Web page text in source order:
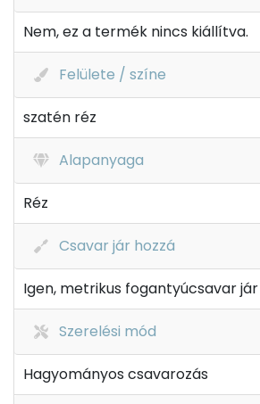
Nem, ez a termék nincs kiállítva.
Felülete / színe
szatén réz
Alapanyaga
Réz
Csavar jár hozzá
Igen, metrikus fogantyúcsavar
Szerelési mód
Hagyományos csavarozás